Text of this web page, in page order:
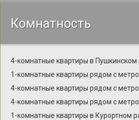
Комнатность
4-комнатные квартиры в Пушкинском
1-комнатные квартиры рядом с
4-комнатные квартиры рядом с
4-комнатные квартиры рядом с
1-комнатные квартиры в Курортном